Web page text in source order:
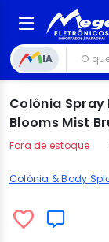
IA
Colônia
Blooms Mist
Fora de estoque
Colônia & Body